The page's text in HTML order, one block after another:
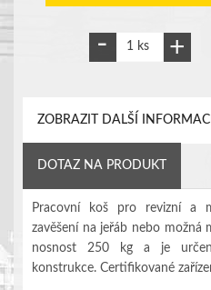
ZOBRAZIT DALŠÍ
DOTAZ NA PRODUKT
Pracovní koš pro revizní a
zavěšení na jeřáb nebo možná
nosnost 250 kg a je
konstrukce. Certifikované